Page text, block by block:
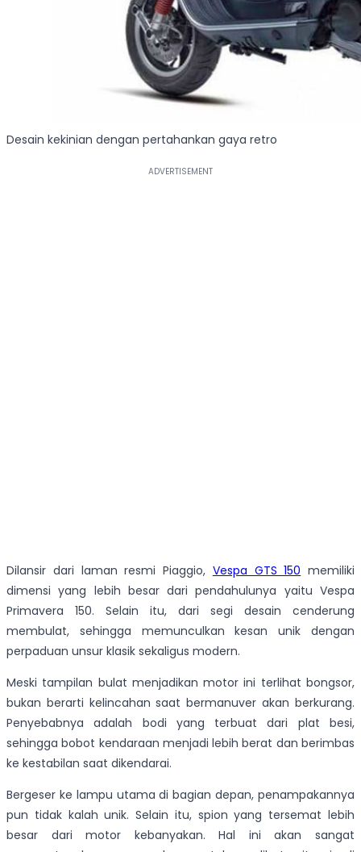
Desain kekinian dengan pertahankan gaya retro
Dilansir dari laman resmi Piaggio, Vespa GTS 150 memiliki
dimensi yang lebih besar dari pendahulunya yaitu Vespa
Primavera 150. Selain itu, dari segi desain cenderung
membulat, sehingga memunculkan kesan unik dengan
perpaduan unsur klasik sekaligus modern.
Meski tampilan bulat menjadikan motor ini terlihat bongsor,
bukan berarti kelincahan saat bermanuver akan berkurang.
Penyebabnya adalah bodi yang terbuat dari plat besi,
sehingga bobot kendaraan menjadi lebih berat dan berimbas
ke kestabilan saat dikendarai.
Bergeser ke lampu utama di bagian depan, penampakannya
pun tidak kalah unik. Selain itu, spion yang tersemat lebih
besar dari motor kebanyakan. Hal ini akan sangat